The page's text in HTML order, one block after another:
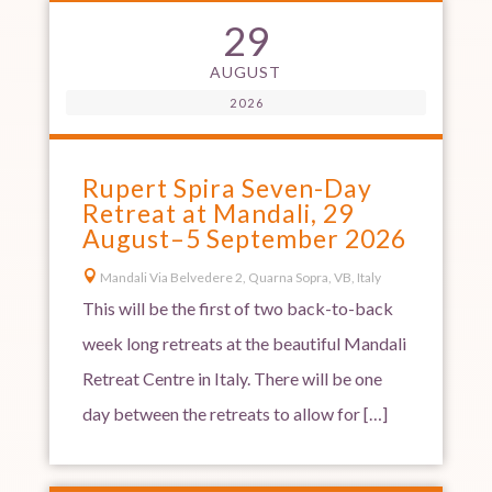
29
AUGUST
2026
Rupert Spira Seven-Day
Retreat at Mandali, 29
August–5 September 2026
 Mandali Via Belvedere 2, Quarna Sopra, VB, Italy
This will be the first of two back-to-back
week long retreats at the beautiful Mandali
Retreat Centre in Italy. There will be one
day between the retreats to allow for […]